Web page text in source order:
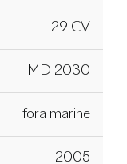
29 CV
MD 2030
fora marine
2005